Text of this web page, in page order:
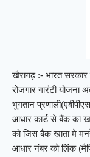
खैरागढ़ :- भारत सरकार
रोजगार गारंटी योजना
भुगतान
आधार कार्ड से बैंक का
को जिस बैंक खाता मे
आधार नंबर को लिंक